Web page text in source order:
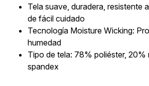
Tela suave, duradera, resistente
de fácil cuidado
Tecnología Moisture Wicking:
humedad
Tipo de tela: 78% poliéster, 20%
spandex